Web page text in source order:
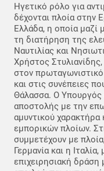
Ηγετικό ρόλο για
δέχονται πλοία στην
Ελλάδα, η οποία μαζί
τη διατήρηση της
Ναυτιλίας και
Χρήστος
στον
και στις συνέπειες
Θάλασσα. Ο Υπουργός
αποστολής με την
αμυντικού
εμπορικών πλοίων.
συμμετέχουν με
Γερμανία και η
επιχειρησιακή